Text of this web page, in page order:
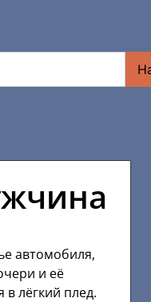
автомобиля,
и её
в лёгкий плед.